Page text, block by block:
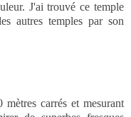
J'ai trouvé ce temple
autres temples par son
carrés et mesurant